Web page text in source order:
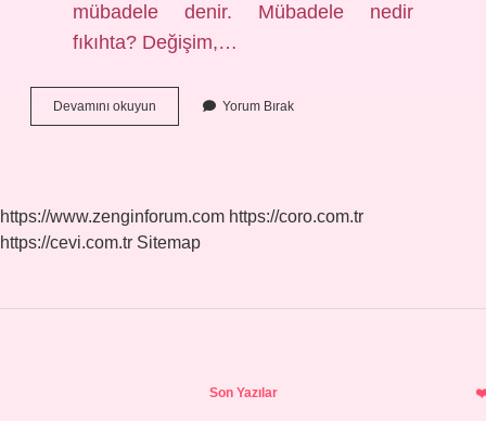
mübadele denir. Mübadele nedir
fıkıhta? Değişim,…
Devamını okuyun Mübadele
Ne
Yorum Bırak
https://www.zenginforum.com https://coro.com.tr
https://cevi.com.tr Sitemap
Son Yazılar